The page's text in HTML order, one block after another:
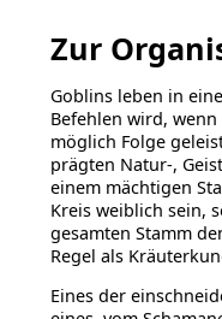
Zur
Goblins leben in
Befehlen wird,
möglich Folge
prägten Natur-,
einem mächtigen
Kreis weiblich sein,
gesamten Stamm
Regel als
Eines der